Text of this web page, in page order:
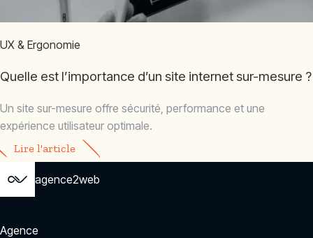
UX & Ergonomie
Quelle est l’importance d’un site internet sur-mesure ?
Un site sur-mesure offre sécurité, performance et une
expérience utilisateur optimale.
Lire l'article
agence2web
Agence